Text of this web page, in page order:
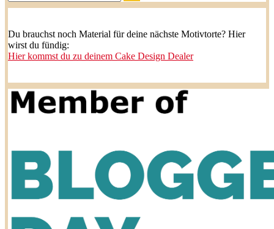
Du brauchst noch Material für deine nächste Motivtorte? Hier
wirst du fündig:
Hier kommst du zu deinem Cake Design Dealer